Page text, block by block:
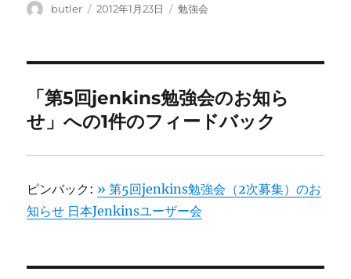
投
butler
投
2012年1月23日
カ
勉強会
「第5回jenkins勉強会のお知ら
せ」への1件のフィードバック
ピンバック: » 第5回jenkins勉強会（2次募集）のお
知らせ 日本Jenkinsユーザー会